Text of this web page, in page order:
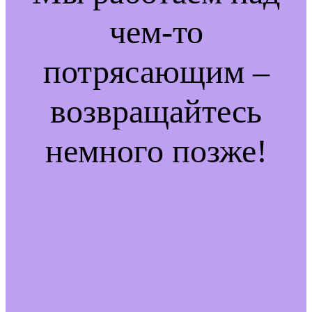
чем-то
потрясающим –
возвращайтесь
немного позже!